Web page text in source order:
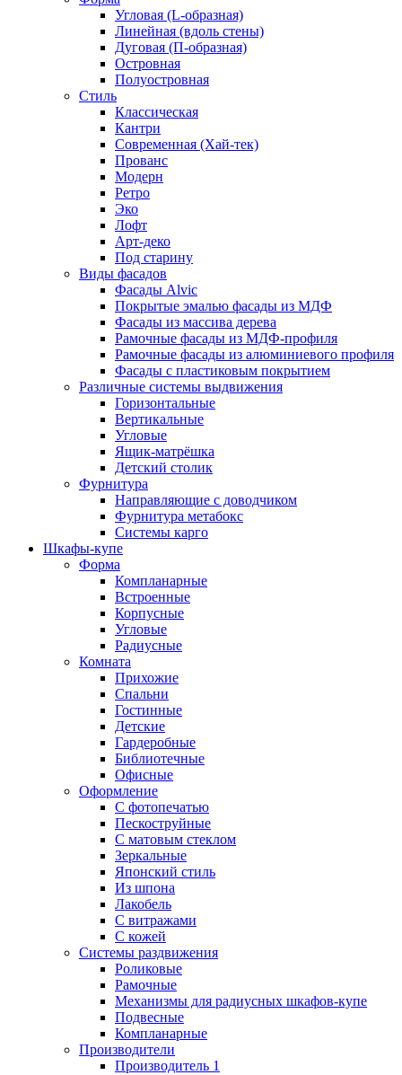
Угловая (L-образная)
Линейная (вдоль стены)
Дуговая (П-образная)
Островная
Полуостровная
Стиль
Классическая
Кантри
Современная (Хай-тек)
Прованс
Модерн
Ретро
Эко
Лофт
Арт-деко
Под старину
Виды фасадов
Фасады Alvic
Покрытые эмалью фасады из МДФ
Фасады из массива дерева
Рамочные фасады из МДФ-профиля
Рамочные фасады из алюминиевого профиля
Фасады с пластиковым покрытием
Различные системы выдвижения
Горизонтальные
Вертикальные
Угловые
Ящик-матрёшка
Детский столик
Фурнитура
Направляющие с доводчиком
Фурнитура метабокс
Системы карго
Шкафы-купе
Форма
Компланарные
Встроенные
Корпусные
Угловые
Радиусные
Комната
Прихожие
Спальни
Гостинные
Детские
Гардеробные
Библиотечные
Офисные
Оформление
С фотопечатью
Пескоструйные
С матовым стеклом
Зеркальные
Японский стиль
Из шпона
Лакобель
С витражами
С кожей
Системы раздвижения
Роликовые
Рамочные
Механизмы для радиусных шкафов-купе
Подвесные
Компланарные
Производители
Производитель 1